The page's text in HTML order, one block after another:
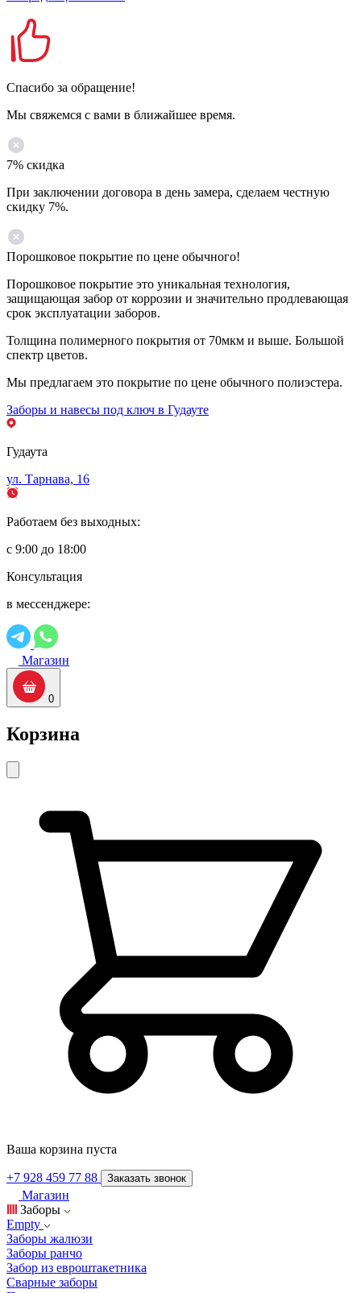
Спасибо за обращение!
Мы свяжемся с вами в ближайшее время.
7% скидка
При заключении договора в день замера, сделаем честную
скидку 7%.
Порошковое покрытие по цене обычного!
Порошковое покрытие это уникальная технология,
защищающая забор от коррозии и значительно продлевающая
срок эксплуатации заборов.
Толщина полимерного покрытия от 70мкм и выше. Большой
спектр цветов.
Мы предлагаем это покрытие по цене обычного полиэстера.
Заборы и навесы под ключ в Гудауте
Гудаута
ул. Тарнава, 16
Работаем без выходных:
с 9:00 до 18:00
Консультация
в мессенджере:
Магазин
0
Корзина
Ваша корзина пуста
+7 928 459 77 88 Заказать звонок
Магазин
Заборы
Empty
Заборы жалюзи
Заборы ранчо
Забор из евроштакетника
Сварные заборы